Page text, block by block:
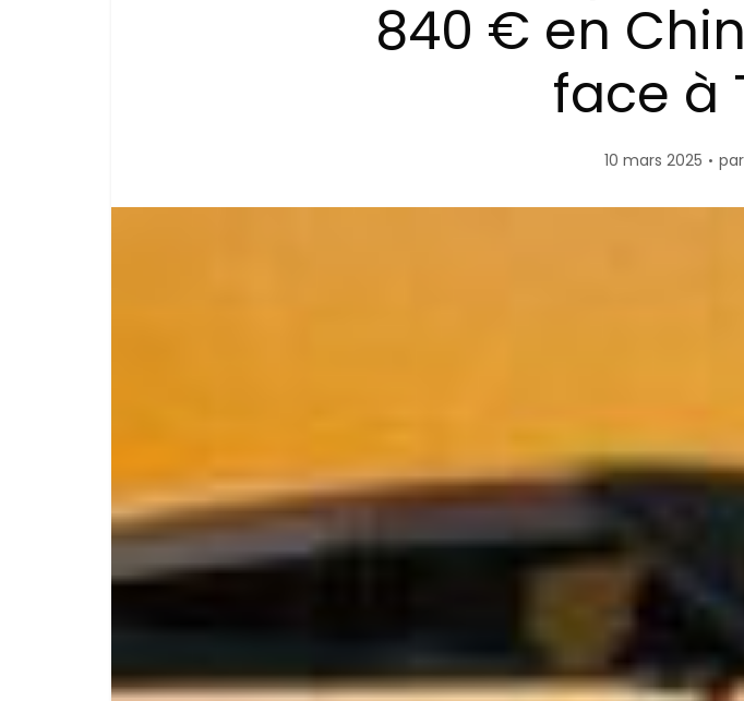
840 € en
face à
10 mars 2025 par